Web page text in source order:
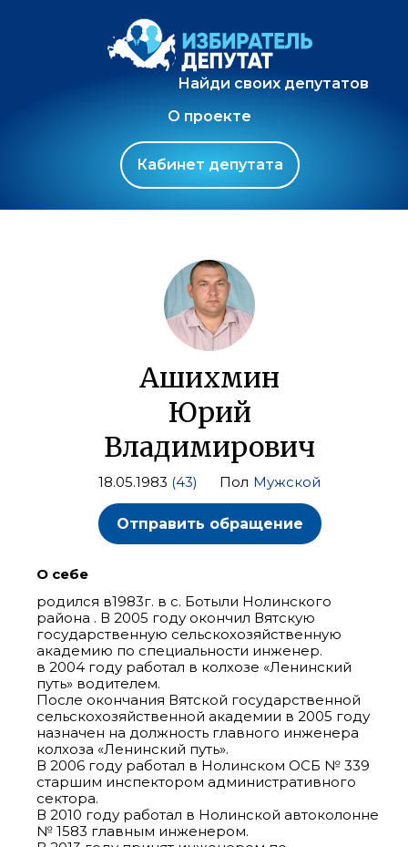
Найди своих депутатов
О проекте
Кабинет депутата
Ашихмин
Юрий
Владимирович
18.05.1983 (43) Пол Мужской
Отправить обращение
О себе
родился в1983г. в с. Ботыли Нолинского
района . В 2005 году окончил Вятскую
государственную сельскохозяйственную
академию по специальности инженер.
в 2004 году работал в колхозе «Ленинский
путь» водителем.
После окончания Вятской государственной
сельскохозяйственной академии в 2005 году
назначен на должность главного инженера
колхоза «Ленинский путь».
В 2006 году работал в Нолинском ОСБ № 339
старшим инспектором административного
сектора.
В 2010 году работал в Нолинской автоколонне
№ 1583 главным инженером.